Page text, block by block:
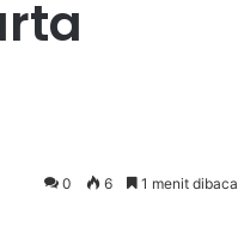
0 6 1 menit dibaca